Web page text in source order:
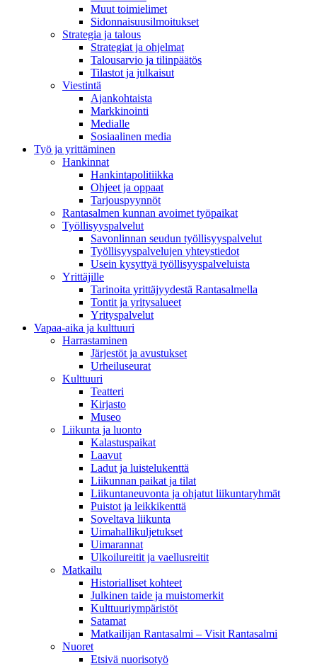
Muut toimielimet
Sidonnaisuusilmoitukset
Strategia ja talous
Strategiat ja ohjelmat
Talousarvio ja tilinpäätös
Tilastot ja julkaisut
Viestintä
Ajankohtaista
Markkinointi
Medialle
Sosiaalinen media
Työ ja yrittäminen
Hankinnat
Hankintapolitiikka
Ohjeet ja oppaat
Tarjouspyynnöt
Rantasalmen kunnan avoimet työpaikat
Työllisyyspalvelut
Savonlinnan seudun työllisyyspalvelut
Työllisyyspalvelujen yhteystiedot
Usein kysyttyä työllisyyspalveluista
Yrittäjille
Tarinoita yrittäjyydestä Rantasalmella
Tontit ja yritysalueet
Yrityspalvelut
Vapaa-aika ja kulttuuri
Harrastaminen
Järjestöt ja avustukset
Urheiluseurat
Kulttuuri
Teatteri
Kirjasto
Museo
Liikunta ja luonto
Kalastuspaikat
Laavut
Ladut ja luistelukenttä
Liikunnan paikat ja tilat
Liikuntaneuvonta ja ohjatut liikuntaryhmät
Puistot ja leikkikenttä
Soveltava liikunta
Uimahallikuljetukset
Uimarannat
Ulkoilureitit ja vaellusreitit
Matkailu
Historialliset kohteet
Julkinen taide ja muistomerkit
Kulttuuriympäristöt
Satamat
Matkailijan Rantasalmi – Visit Rantasalmi
Nuoret
Etsivä nuorisotyö